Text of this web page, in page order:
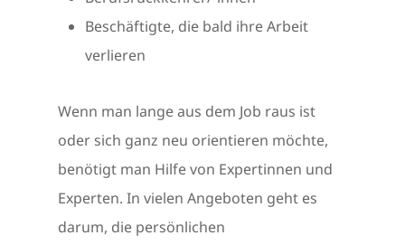
Beschäftigte, die bald ihre Arbeit
verlieren
Wenn man lange aus dem Job raus ist
oder sich ganz neu orientieren möchte,
benötigt man Hilfe von Expertinnen und
Experten. In vielen Angeboten geht es
darum, die persönlichen